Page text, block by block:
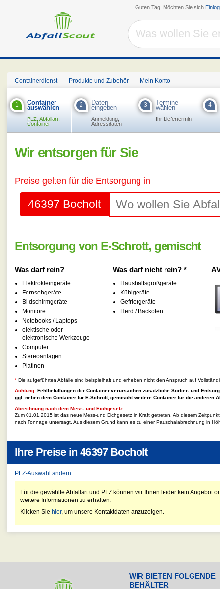
Guten Tag. Möchten Sie sich
Containerdienst Produkte und Zubehör Mein Konto
1 Container
auswählen
PLZ, Abfallart,
Container
2 Daten
eingeben
Anmeldung,
Adressdaten
3 Termine
wählen
Ihr Liefertermin
4
Wir entsorgen für Sie
Preise gelten für die Entsorgung in
46397 Bocholt
Entsorgung von E-Schrott, gemischt
Was darf rein?
Elektrokleingeräte
Fernsehgeräte
Bildschirmgeräte
Monitore
Notebooks / Laptops
elektische oder
elektronische Werkzeuge
Computer
Stereoanlagen
Platinen
Was darf nicht rein? *
Haushaltsgroßgeräte
Kühlgeräte
Gefriergeräte
Herd / Backofen
* Die aufgeführten Abfälle sind beispielhaft und erheben nicht den Anspruch auf
Achtung: Fehlbefüllungen der Container verursachen zusätzliche Sortier- und
ggf. neben dem Container für E-Schrott, gemischtweitere Container für die anderen
Abrechnung nach dem Mess- und Eichgesetz
Zum 01.01.2015 ist das neue Mess-und Eichgesetz in Kraft getreten. Ab diesem
nach Tonnage untersagt. Aus diesem Grund kann es zu einer Pauschalabrechnung in
Ihre Preise in46397 Bocholt
PLZ-Auswahl ändern
Für die gewählte Abfallart und PLZ können wir Ihnen leider kein Angebot
weitere Informationen zu erhalten.
Klicken Sie hier, um unsere Kontaktdaten anzuzeigen.
WIR BIETEN FOLGENDE
BEHÄLTER